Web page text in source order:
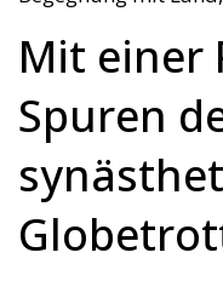
Mit einer
Spuren